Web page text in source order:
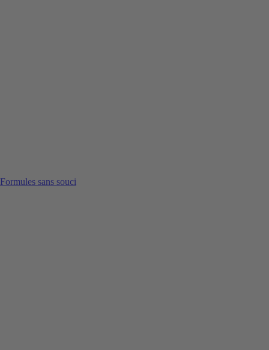
Formules sans souci